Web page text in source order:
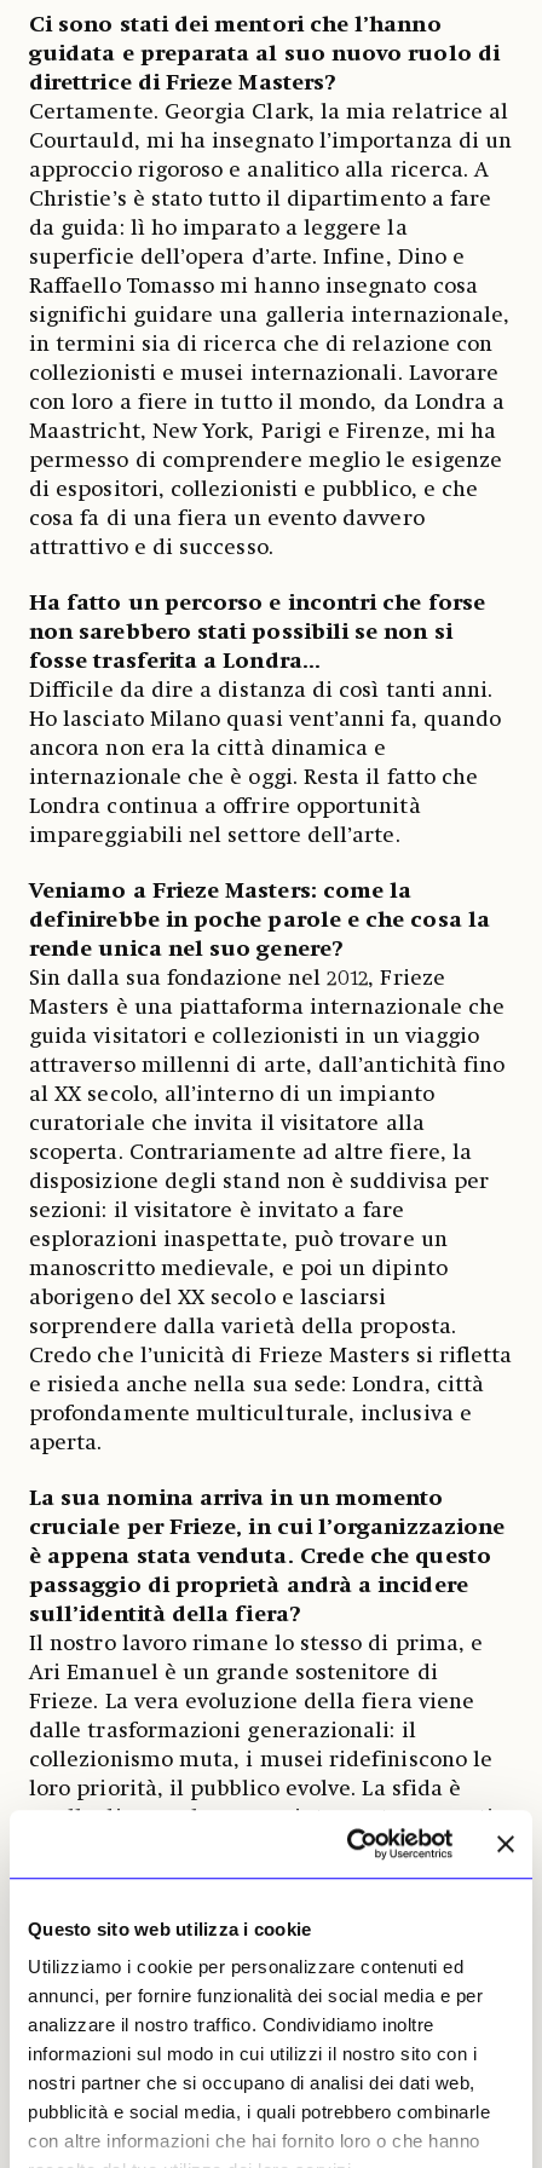
Questo sito web utilizza i cookie
Utilizziamo i cookie per personalizzare contenuti ed
annunci, per fornire funzionalità dei social media e per
analizzare il nostro traffico. Condividiamo inoltre
informazioni sul modo in cui utilizzi il nostro sito con i
nostri partner che si occupano di analisi dei dati web,
pubblicità e social media, i quali potrebbero combinarle
con altre informazioni che hai fornito loro o che hanno
Ci sono stati dei mentori che l’hanno
guidata e preparata al suo nuovo ruolo di
direttrice di Frieze Masters?
Certamente. Georgia Clark, la mia relatrice al
Courtauld, mi ha insegnato l’importanza di un
approccio rigoroso e analitico alla ricerca. A
Christie’s è stato tutto il dipartimento a fare
da guida: lì ho imparato a leggere la
superficie dell’opera d’arte. Infine, Dino e
Raffaello Tomasso mi hanno insegnato cosa
significhi guidare una galleria internazionale,
in termini sia di ricerca che di relazione con
collezionisti e musei internazionali. Lavorare
con loro a fiere in tutto il mondo, da Londra a
Maastricht, New York, Parigi e Firenze, mi ha
permesso di comprendere meglio le esigenze
di espositori, collezionisti e pubblico, e che
cosa fa di una fiera un evento davvero
attrattivo e di successo.
Ha fatto un percorso e incontri che forse
non sarebbero stati possibili se non si
fosse trasferita a Londra...
Difficile da dire a distanza di così tanti anni.
Ho lasciato Milano quasi vent’anni fa, quando
ancora non era la città dinamica e
internazionale che è oggi. Resta il fatto che
Londra continua a offrire opportunità
impareggiabili nel settore dell’arte.
Veniamo a Frieze Masters: come la
definirebbe in poche parole e che cosa la
rende unica nel suo genere?
Sin dalla sua fondazione nel 2012, Frieze
Masters è una piattaforma internazionale che
guida visitatori e collezionisti in un viaggio
attraverso millenni di arte, dall’antichità fino
al XX secolo, all’interno di un impianto
curatoriale che invita il visitatore alla
scoperta. Contrariamente ad altre fiere, la
disposizione degli stand non è suddivisa per
sezioni: il visitatore è invitato a fare
esplorazioni inaspettate, può trovare un
manoscritto medievale, e poi un dipinto
aborigeno del XX secolo e lasciarsi
sorprendere dalla varietà della proposta.
Credo che l’unicità di Frieze Masters si rifletta
e risieda anche nella sua sede: Londra, città
profondamente multiculturale, inclusiva e
aperta.
La sua nomina arriva in un momento
cruciale per Frieze, in cui l’organizzazione
è appena stata venduta. Crede che questo
passaggio di proprietà andrà a incidere
sull’identità della fiera?
Il nostro lavoro rimane lo stesso di prima, e
Ari Emanuel è un grande sostenitore di
Frieze. La vera evoluzione della fiera viene
dalle trasformazioni generazionali: il
collezionismo muta, i musei ridefiniscono le
loro priorità, il pubblico evolve. La sfida è
cambiamenti, mantenendo però salda la
missione culturale della fiera.
In che modo pensa si possa affrontare
questa sfida, soprattutto ora che il format
stesso delle fiere, in generale, sta iniziando
a mostrare le sue fragilità?
Rendendo la fiera il più flessibile possibile e
abbracciando una strategia curatoriale
dinamica. Le «Curated Sections», Spotlight,
Studio e Reflections, che ogni anno possono